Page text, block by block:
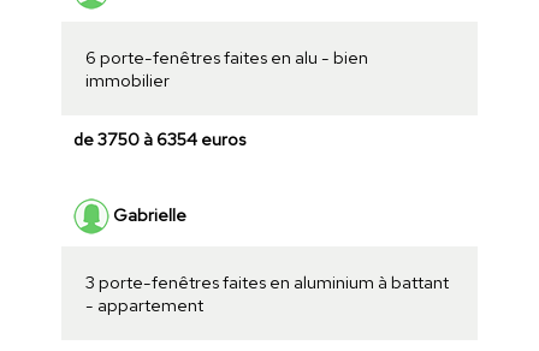
6 porte-fenêtres faites en alu - bien
immobilier
de 3750 à 6354 euros
Gabrielle
3 porte-fenêtres faites en aluminium à battant
- appartement